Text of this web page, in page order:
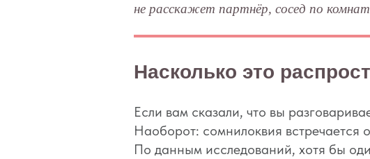
не расскажет партнёр, сосед по
Насколько это
Если вам сказали, что вы
Наоборот: сомнилоквия встречается
По данным исследований, хотя бы